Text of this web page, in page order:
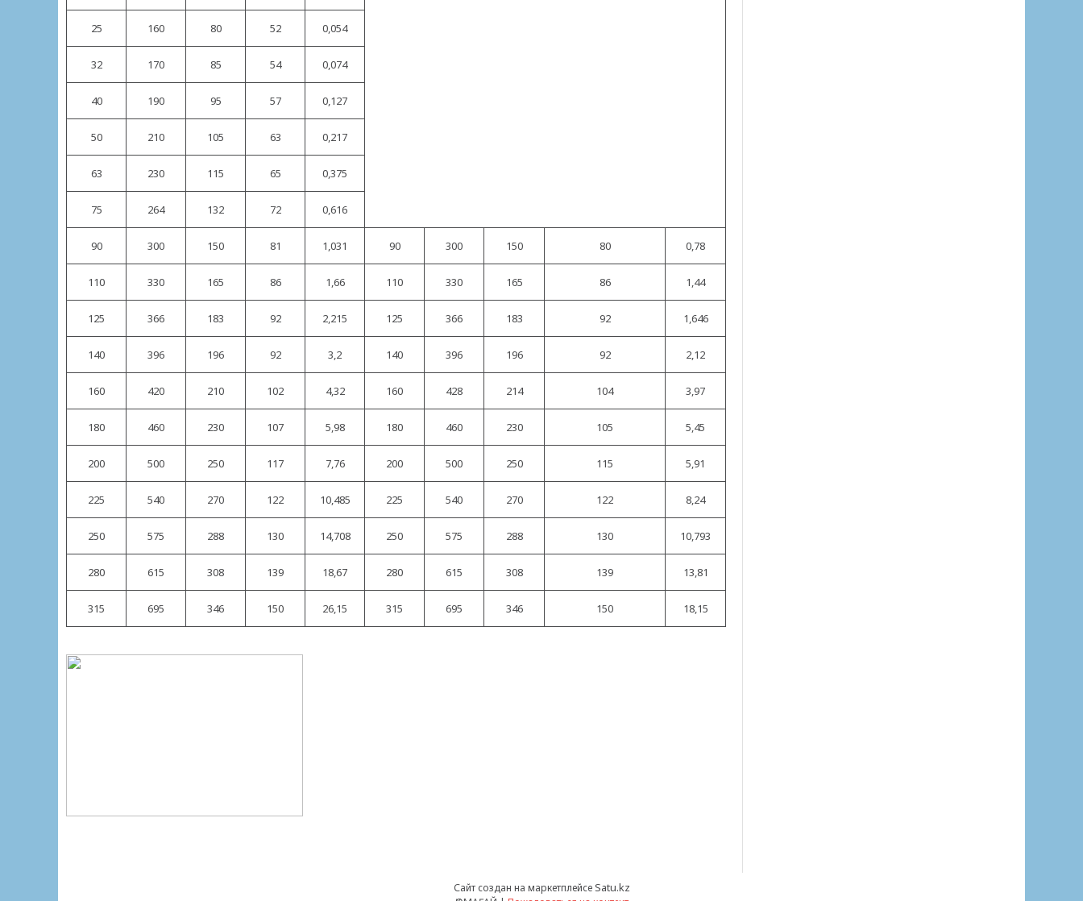
25 160 80 52 0,054
32 170 85 54 0,074
40 190 95 57 0,127
50 210 105 63 0,217
63 230 115 65 0,375
75 264 132 72 0,616
90 300 150 81 1,031 90 300 150 80 0,78
110 330 165 86 1,66 110 330 165 86 1,44
125 366 183 92 2,215 125 366 183 92 1,646
140 396 196 92 3,2 140 396 196 92 2,12
160 420 210 102 4,32 160 428 214 104 3,97
180 460 230 107 5,98 180 460 230 105 5,45
200 500 250 117 7,76 200 500 250 115 5,91
225 540 270 122 10,485 225 540 270 122 8,24
250 575 288 130 14,708 250 575 288 130 10,793
280 615 308 139 18,67 280 615 308 139 13,81
315 695 346 150 26,15 315 695 346 150 18,15
Сайт создан на маркетплейсеSatu.kz